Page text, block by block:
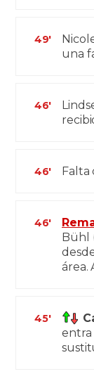
49'
una
46'
46' Falta
46'
Bühl
área.
45'
entra